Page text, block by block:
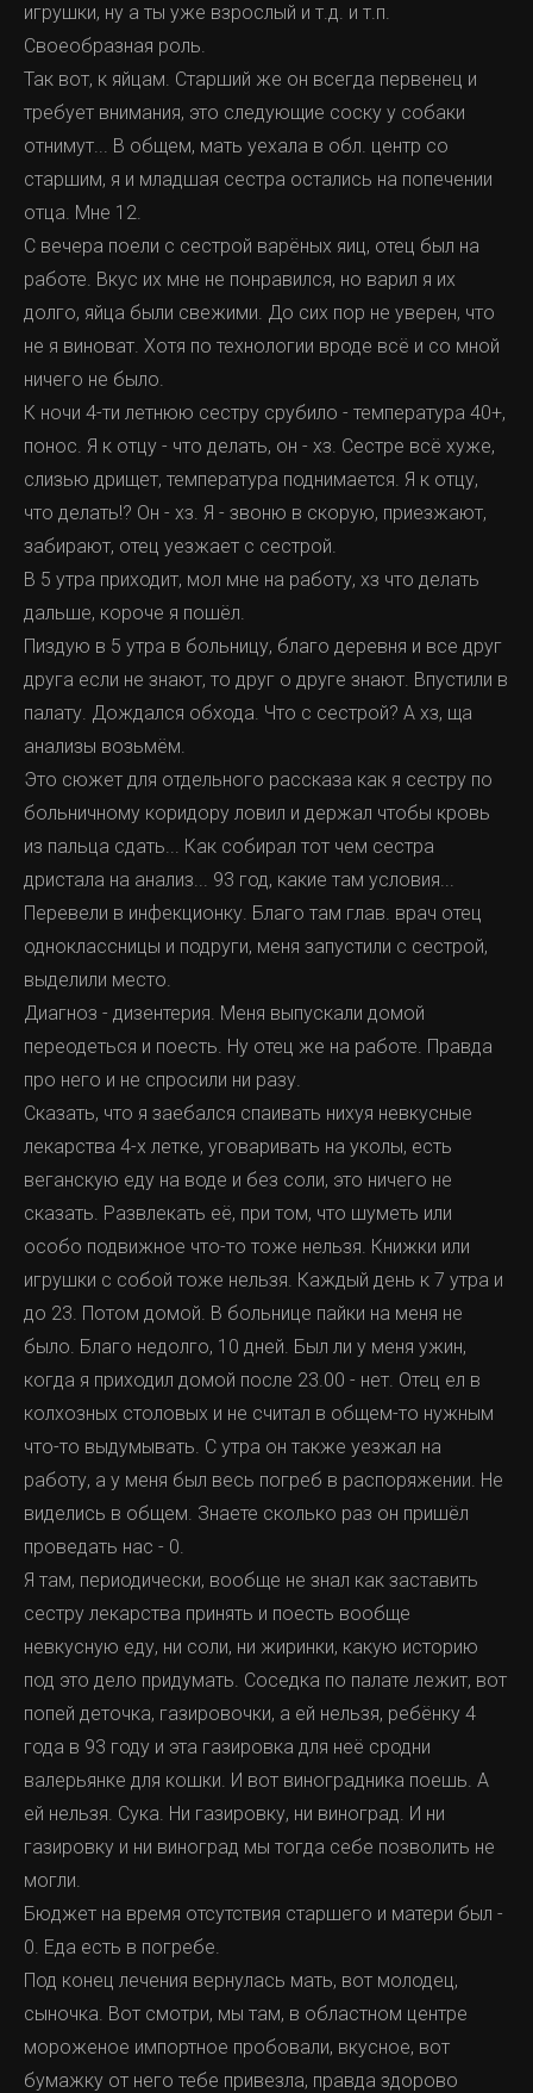
игрушки, ну а ты уже взрослый и т.д. и т.п.
Своеобразная роль.
Так вот, к яйцам. Старший же он всегда первенец и
требует внимания, это следующие соску у собаки
отнимут... В общем, мать уехала в обл. центр со
старшим, я и младшая сестра остались на попечении
отца. Мне 12.
С вечера поели с сестрой варёных яиц, отец был на
работе. Вкус их мне не понравился, но варил я их
долго, яйца были свежими. До сих пор не уверен, что
не я виноват. Хотя по технологии вроде всё и со мной
ничего не было.
К ночи 4-ти летнюю сестру срубило - температура 40+,
понос. Я к отцу - что делать, он - хз. Сестре всё хуже,
слизью дрищет, температура поднимается. Я к отцу,
что делать!? Он - хз. Я - звоню в скорую, приезжают,
забирают, отец уезжает с сестрой.
В 5 утра приходит, мол мне на работу, хз что делать
дальше, короче я пошёл.
Пиздую в 5 утра в больницу, благо деревня и все друг
друга если не знают, то друг о друге знают. Впустили в
палату. Дождался обхода. Что с сестрой? А хз, ща
анализы возьмём.
Это сюжет для отдельного рассказа как я сестру по
больничному коридору ловил и держал чтобы кровь
из пальца сдать... Как собирал тот чем сестра
дристала на анализ... 93 год, какие там условия...
Перевели в инфекционку. Благо там глав. врач отец
одноклассницы и подруги, меня запустили с сестрой,
выделили место.
Диагноз - дизентерия. Меня выпускали домой
переодеться и поесть. Ну отец же на работе. Правда
про него и не спросили ни разу.
Сказать, что я заебался спаивать нихуя невкусные
лекарства 4-х летке, уговаривать на уколы, есть
веганскую еду на воде и без соли, это ничего не
сказать. Развлекать её, при том, что шуметь или
особо подвижное что-то тоже нельзя. Книжки или
игрушки с собой тоже нельзя. Каждый день к 7 утра и
до 23. Потом домой. В больнице пайки на меня не
было. Благо недолго, 10 дней. Был ли у меня ужин,
когда я приходил домой после 23.00 - нет. Отец ел в
колхозных столовых и не считал в общем-то нужным
что-то выдумывать. С утра он также уезжал на
работу, а у меня был весь погреб в распоряжении. Не
виделись в общем. Знаете сколько раз он пришёл
проведать нас - 0.
Я там, периодически, вообще не знал как заставить
сестру лекарства принять и поесть вообще
невкусную еду, ни соли, ни жиринки, какую историю
под это дело придумать. Соседка по палате лежит, вот
попей деточка, газировочки, а ей нельзя, ребёнку 4
года в 93 году и эта газировка для неё сродни
валерьянке для кошки. И вот виноградника поешь. А
ей нельзя. Сука. Ни газировку, ни виноград. И ни
газировку и ни виноград мы тогда себе позволить не
могли.
Бюджет на время отсутствия старшего и матери был -
0. Еда есть в погребе.
Под конец лечения вернулась мать, вот молодец,
сыночка. Вот смотри, мы там, в областном центре
мороженое импортное пробовали, вкусное, вот
бумажку от него тебе привезла, правда здорово